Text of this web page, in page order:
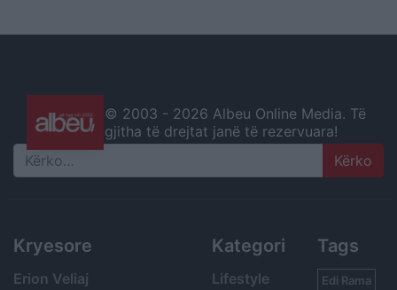
© 2003 - 2026 Albeu Online Media. Të
gjitha të drejtat janë të rezervuara!
Search
Kryesore
Erion Veliaj
Kategori
Lifestyle
Tags
Edi Rama